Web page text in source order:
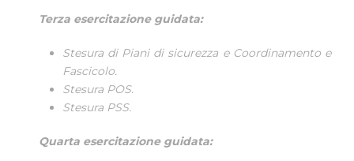
Terza esercitazione guidata:
Stesura di Piani di sicurezza e Coordinamento e
Fascicolo.
Stesura POS.
Stesura PSS.
Quarta esercitazione guidata: